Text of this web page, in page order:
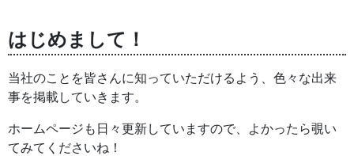
はじめまして！
当社のことを皆さんに知っていただけるよう、色々な出来
事を掲載していきます。
ホームページも日々更新していますので、よかったら覗い
てみてくださいね！